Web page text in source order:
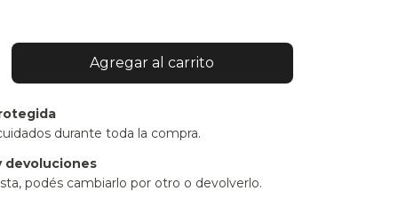
durante toda la compra.
devoluciones
podés cambiarlo por otro o devolverlo.